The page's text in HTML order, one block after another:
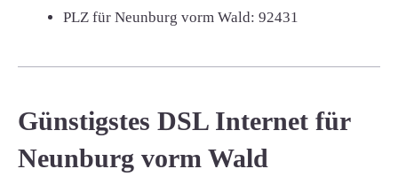
PLZ für Neunburg vorm Wald: 92431
Günstigstes DSL Internet für
Neunburg vorm Wald